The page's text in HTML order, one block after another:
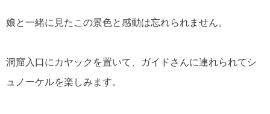
娘と一緒に見たこの景色と感動は忘れられません。
洞窟入口にカヤックを置いて、ガイドさんに連れられてシ
ュノーケルを楽しみます。